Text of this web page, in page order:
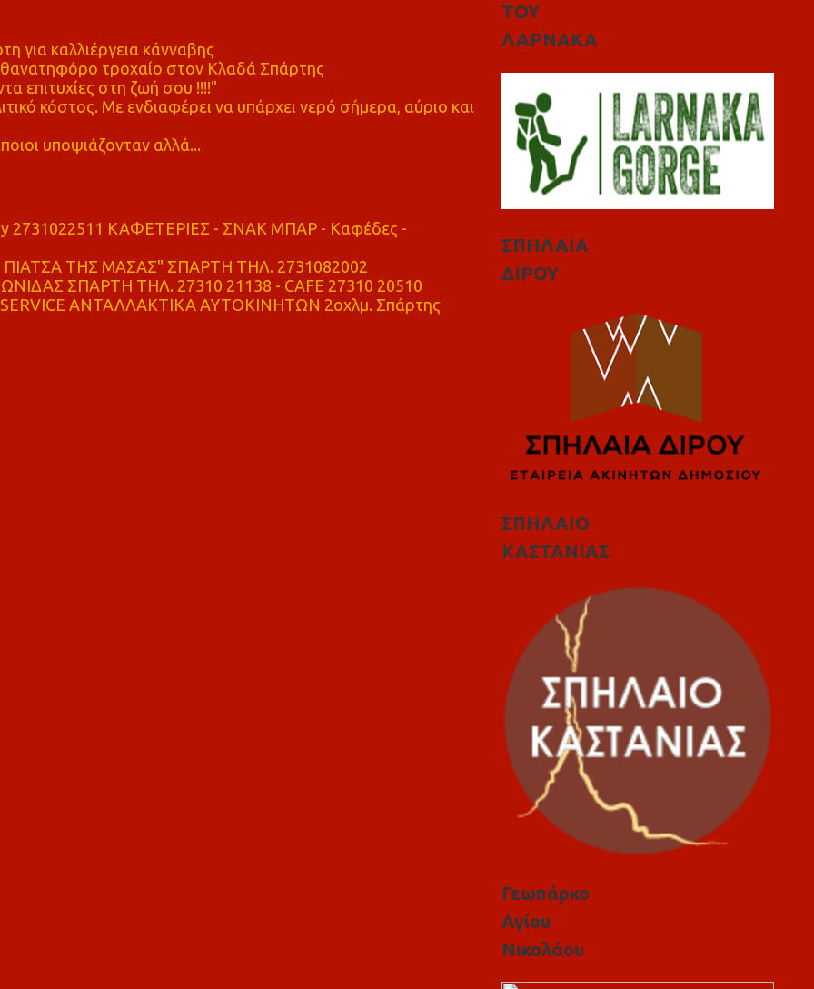
καλλιέργεια κάνναβης
τροχαίο στον Κλαδά Σπάρτης
επιτυχίες στη ζωή σου !!!!"
κόστος. Με ενδιαφέρει να υπάρχει νερό σήμερα, αύριο και
υποψιάζονταν αλλά...
2731022511 ΚΑΦΕΤΕΡΙΕΣ - ΣΝΑΚ ΜΠΑΡ - Καφέδες -
ΤΗΣ ΜΑΣΑΣ" ΣΠΑΡΤΗ ΤΗΛ. 2731082002
ΣΠΑΡΤΗ ΤΗΛ. 27310 21138 - CAFE 27310 20510
ΑΝΤΑΛΛΑΚΤΙΚΑ ΑΥΤΟΚΙΝΗΤΩΝ 2οχλμ. Σπάρτης
ΤΟΥ
ΛΑΡΝΑΚΑ
ΣΠΗΛΑΙΑ
ΔΙΡΟΥ
ΣΠΗΛΑΙΟ
ΚΑΣΤΑΝΙΑΣ
Γεωπάρκο
Αγίου
Νικολάου